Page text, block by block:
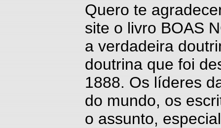
Quero te
site o livro BOAS
a verdadeira
doutrina que foi
1888. Os líderes
do mundo, os
o assunto,